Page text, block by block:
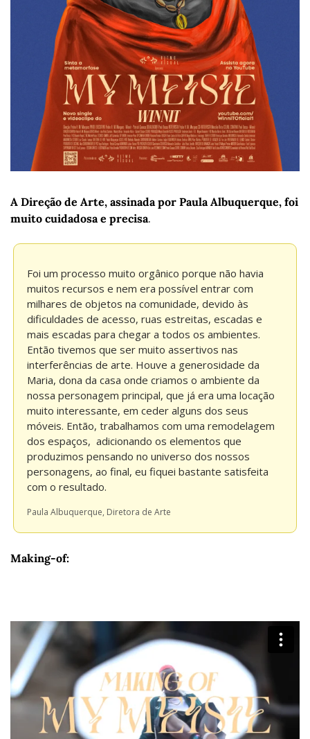
A Direção de Arte, assinada por Paula Albuquerque, foi
muito cuidadosa e precisa.
Foi um processo muito orgânico porque não havia
muitos recursos e nem era possível entrar com
milhares de objetos na comunidade, devido às
dificuldades de acesso, ruas estreitas, escadas e
mais escadas para chegar a todos os ambientes.
Então tivemos que ser muito assertivos nas
interferências de arte. Houve a generosidade da
Maria, dona da casa onde criamos o ambiente da
nossa personagem principal, que já era uma locação
muito interessante, em ceder alguns dos seus
móveis. Então, trabalhamos com uma remodelagem
dos espaços,  adicionando os elementos que
produzimos pensando no universo dos nossos
personagens, ao final, eu fiquei bastante satisfeita
com o resultado.
Paula Albuquerque, Diretora de Arte
Making-of: